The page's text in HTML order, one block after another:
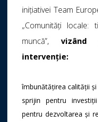
inițiativei Team
„Comunități
muncă”, vizând
intervenție:
îmbunătățirea calității
sprijin pentru
pentru dezvoltarea și